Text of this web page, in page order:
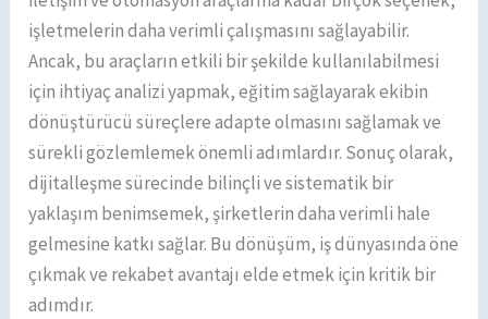
işletmelerin daha verimli çalışmasını sağlayabilir.
Ancak, bu araçların etkili bir şekilde kullanılabilmesi
için ihtiyaç analizi yapmak, eğitim sağlayarak ekibin
dönüştürücü süreçlere adapte olmasını sağlamak ve
sürekli gözlemlemek önemli adımlardır. Sonuç olarak,
dijitalleşme sürecinde bilinçli ve sistematik bir
yaklaşım benimsemek, şirketlerin daha verimli hale
gelmesine katkı sağlar. Bu dönüşüm, iş dünyasında öne
çıkmak ve rekabet avantajı elde etmek için kritik bir
adımdır.